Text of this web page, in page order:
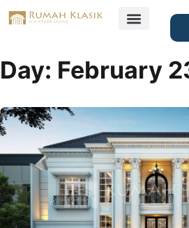
Day: February